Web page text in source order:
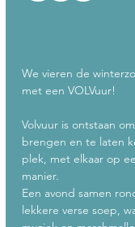
We vieren de
met een VOLVuur!
Volvuur is ontstaan
brengen en te laten
plek, met elkaar op
manier.
Een avond samen
lekkere verse soep,